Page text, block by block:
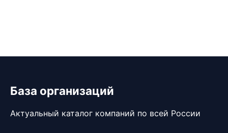
База организаций
Актуальный каталог компаний по всей России